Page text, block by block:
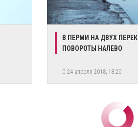
​В ПЕРМИ НА ДВУХ
ПОВОРОТЫ НАЛЕВО
24 апреля 2018, 18:20